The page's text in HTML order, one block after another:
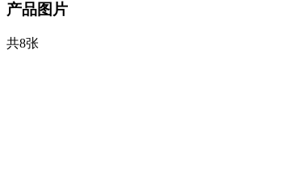
产品图片
共8张